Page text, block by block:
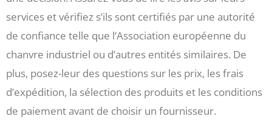
services et vérifiez s’ils sont certifiés par une autorité
de confiance telle que l’Association européenne du
chanvre industriel ou d’autres entités similaires. De
plus, posez-leur des questions sur les prix, les frais
d’expédition, la sélection des produits et les conditions
de paiement avant de choisir un fournisseur.